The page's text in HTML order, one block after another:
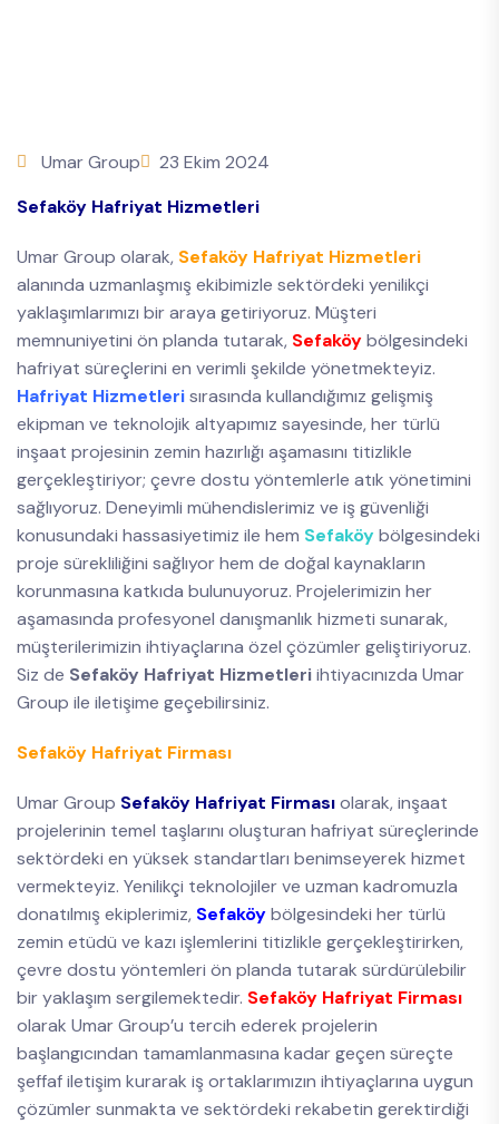
Umar Group
23 Ekim 2024
Sefaköy Hafriyat Hizmetleri
Umar Group olarak, Sefaköy Hafriyat Hizmetleri
alanında uzmanlaşmış ekibimizle sektördeki yenilikçi
yaklaşımlarımızı bir araya getiriyoruz. Müşteri
memnuniyetini ön planda tutarak, Sefaköybölgesindeki
hafriyat süreçlerini en verimli şekilde yönetmekteyiz.
Hafriyat Hizmetlerisırasında kullandığımız gelişmiş
ekipman ve teknolojik altyapımız sayesinde, her türlü
inşaat projesinin zemin hazırlığı aşamasını titizlikle
gerçekleştiriyor; çevre dostu yöntemlerle atık yönetimini
sağlıyoruz. Deneyimli mühendislerimiz ve iş güvenliği
konusundaki hassasiyetimiz ile hem Sefaköybölgesindeki
proje sürekliliğini sağlıyor hem de doğal kaynakların
korunmasına katkıda bulunuyoruz. Projelerimizin her
aşamasında profesyonel danışmanlık hizmeti sunarak,
müşterilerimizin ihtiyaçlarına özel çözümler geliştiriyoruz.
Siz de Sefaköy Hafriyat Hizmetleriihtiyacınızda Umar
Group ile iletişime geçebilirsiniz.
Sefaköy Hafriyat Firması
Umar Group Sefaköy Hafriyat Firmasıolarak, inşaat
projelerinin temel taşlarını oluşturan hafriyat süreçlerinde
sektördeki en yüksek standartları benimseyerek hizmet
vermekteyiz. Yenilikçi teknolojiler ve uzman kadromuzla
donatılmış ekiplerimiz, Sefaköybölgesindeki her türlü
zemin etüdü ve kazı işlemlerini titizlikle gerçekleştirirken,
çevre dostu yöntemleri ön planda tutarak sürdürülebilir
bir yaklaşım sergilemektedir. Sefaköy Hafriyat Firması
olarak Umar Group’u tercih ederek projelerin
başlangıcından tamamlanmasına kadar geçen süreçte
şeffaf iletişim kurarak iş ortaklarımızın ihtiyaçlarına uygun
çözümler sunmakta ve sektördeki rekabetin gerektirdiği